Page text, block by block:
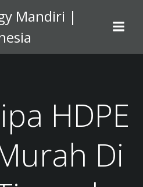
to
content
Mandiri |
HDPE
Di